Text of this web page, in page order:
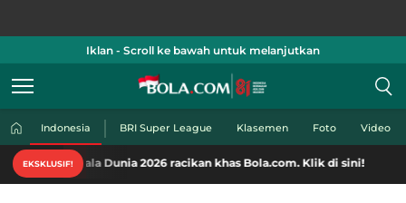
Iklan - Scroll ke bawah untuk melanjutkan
Indonesia BRI Super League Klasemen Foto Video
EKSKLUSIF!
Dunia 2026 racikan khas Bola.com. Klik di sini!